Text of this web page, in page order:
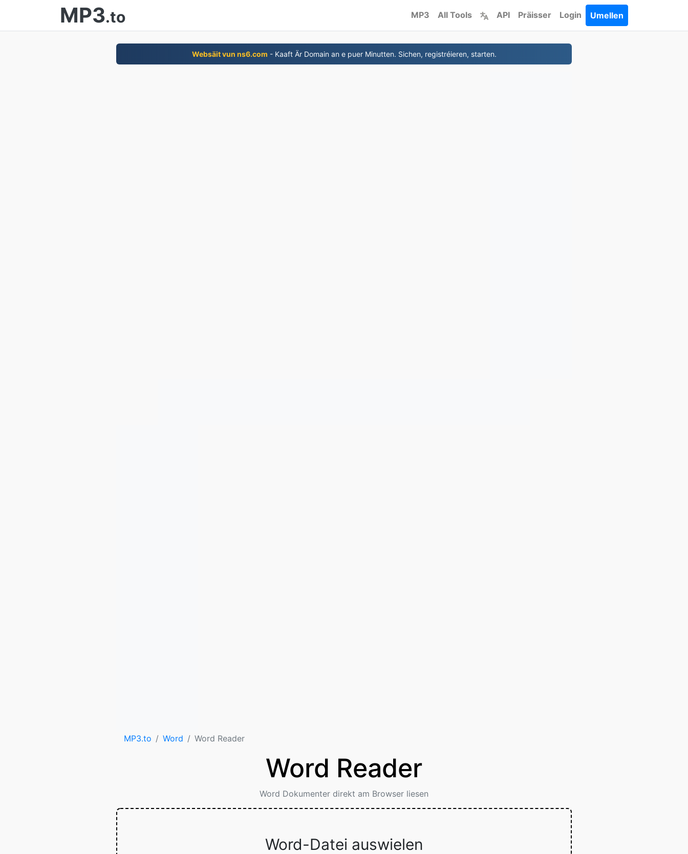
MP3.to MP3 All Tools API Präisser Login Umellen
Websäit vun ns6.com - Kaaft Är Domain an e puer Minutten. Sichen, registréieren, starten.
MP3.to Word Word Reader
Word Reader
Word Dokumenter direkt am Browser liesen
Word-Datei auswielen